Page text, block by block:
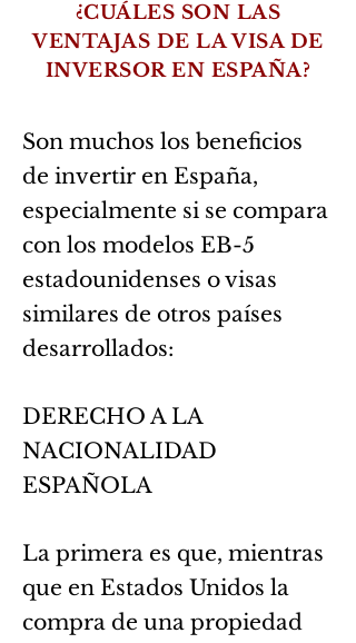
¿CUÁLES SON LAS
VENTAJAS DE LA VISA DE
INVERSOR EN ESPAÑA?
Son muchos los beneficios
de invertir en España,
especialmente si se compara
con los modelos EB-5
estadounidenses o visas
similares de otros países
desarrollados:
DERECHO A LA
NACIONALIDAD
ESPAÑOLA
La primera es que, mientras
que en Estados Unidos la
compra de una propiedad